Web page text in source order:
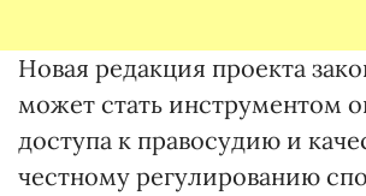
Новая редакция проекта
может стать инструментом
доступа к правосудию и
честному регулированию